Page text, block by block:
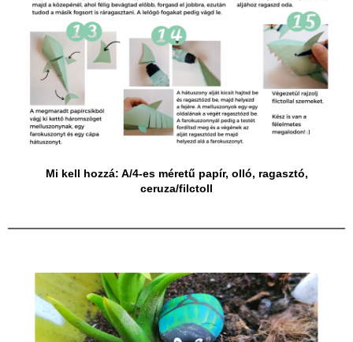
Mi kell hozzá: A/4-es méretű papír, olló, ragasztó,
ceruza/filctoll